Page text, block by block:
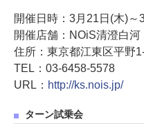
開催日時：3月21日(木)～
開催店舗：NOiS清澄白河
住所：東京都江東区平野
TEL：03-6458-5578
URL： http://ks.nois.jp/
ターン試乗会